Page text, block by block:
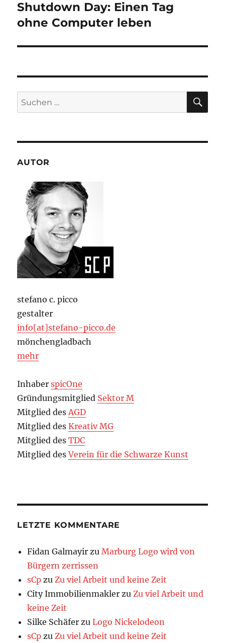
Nächster
Beitrag:
Shutdown Day: Einen Tag
ohne Computer leben
Suchen
nach:
AUTOR
stefano c. picco
gestalter
info[at]stefano-picco.de
mönchengladbach
mehr
InhaberspicOne
Gründungsmitglied Sektor M
Mitglied desAGD
Mitglied desKreativ MG
Mitglied desTDC
Mitglied desVerein für die Schwarze Kunst
LETZTE KOMMENTARE
Fidan Galmayir zuMarburg Logo wird von
Bürgern zerrissen
sCp zuZu viel Arbeit und keine Zeit
City Immobilienmakler zuZu viel Arbeit und
keine Zeit
Silke Schäfer zuLogo Nickelodeon
sCp zuZu viel Arbeit und keine Zeit